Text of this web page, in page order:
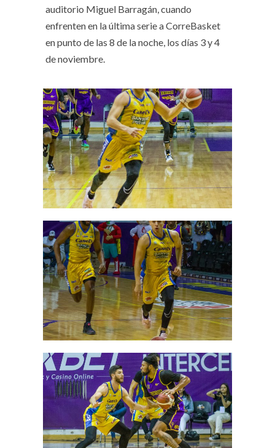
auditorio Miguel Barragán, cuando
enfrenten en la última serie a CorreBasket
en punto de las 8 de la noche, los días 3 y 4
de noviembre.